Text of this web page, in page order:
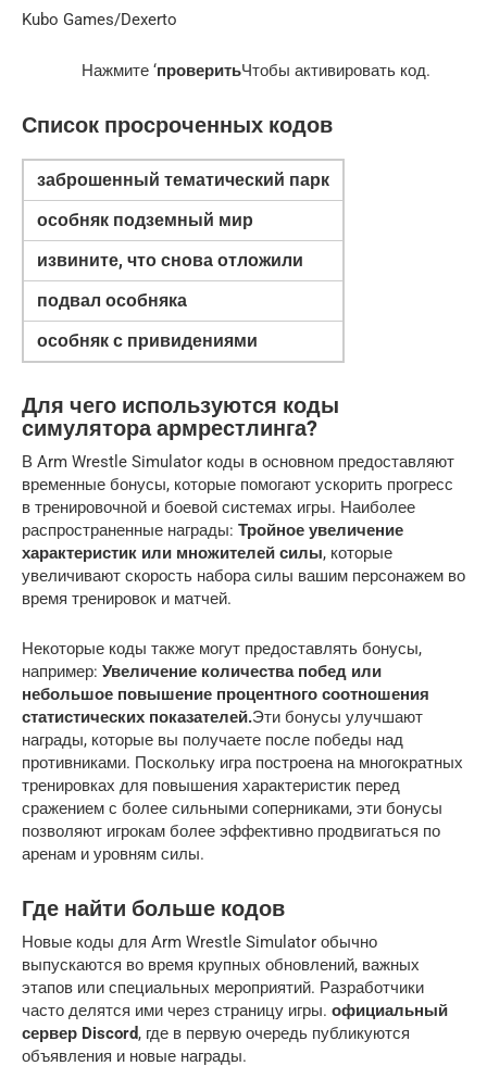
Kubo Games/Dexerto
Нажмите ‘проверитьЧтобы активировать код.
Список просроченных кодов
заброшенный тематический парк
особняк подземный мир
извините, что снова отложили
подвал особняка
особняк с привидениями
Для чего используются коды
симулятора армрестлинга?
В Arm Wrestle Simulator коды в основном предоставляют
временные бонусы, которые помогают ускорить прогресс
в тренировочной и боевой системах игры. Наиболее
распространенные награды: Тройное увеличение
характеристик или множителей силы, которые
увеличивают скорость набора силы вашим персонажем во
время тренировок и матчей.
Некоторые коды также могут предоставлять бонусы,
например: Увеличение количества побед или
небольшое повышение процентного соотношения
статистических показателей.Эти бонусы улучшают
награды, которые вы получаете после победы над
противниками. Поскольку игра построена на многократных
тренировках для повышения характеристик перед
сражением с более сильными соперниками, эти бонусы
позволяют игрокам более эффективно продвигаться по
аренам и уровням силы.
Где найти больше кодов
Новые коды для Arm Wrestle Simulator обычно
выпускаются во время крупных обновлений, важных
этапов или специальных мероприятий. Разработчики
часто делятся ими через страницу игры. официальный
сервер Discord, где в первую очередь публикуются
объявления и новые награды.